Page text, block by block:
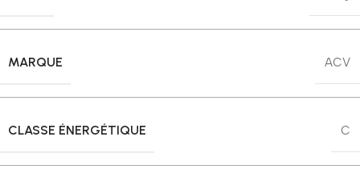
MARQUE ACV
CLASSE ÉNERGÉTIQUE C